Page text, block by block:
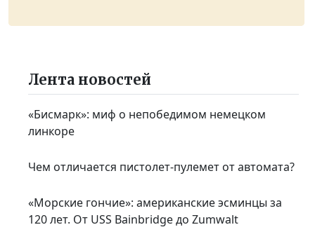
Лента новостей
«Бисмарк»: миф о непобедимом немецком
линкоре
Чем отличается пистолет-пулемет от автомата?
«Морские гончие»: американские эсминцы за
120 лет. От USS Bainbridge до Zumwalt